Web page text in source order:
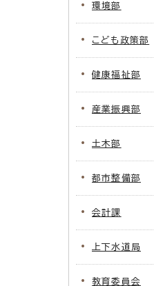
環境部
こども政策部
健康福祉部
産業振興部
土木部
都市整備部
会計課
上下水道局
教育委員会